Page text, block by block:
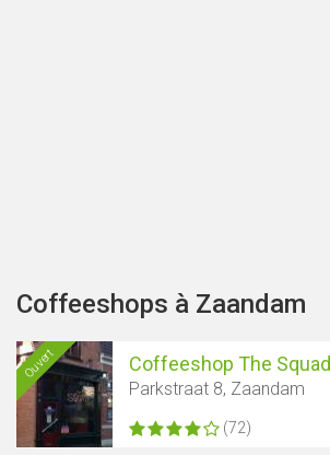
Coffeeshops à Zaandam
Ouvert Coffeeshop The Squad
Parkstraat 8, Zaandam
(72)